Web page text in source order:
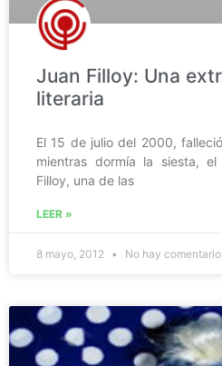
Juan Filloy: Una
literaria
El 15 de julio del 2000,
mientras dormía la siesta,
Filloy, una de las
LEER »
8 mayo, 2012 No hay